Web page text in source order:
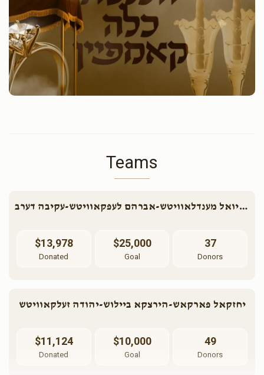
Teams
אברהם יואל מענדלאוויטש-אברהם לעפקאוויטש-עקיבה דערב
$13,978
Donated
$25,000
Goal
37
Donors
יחזקאל פארקאש-הירצקא ביילוש-יהודה זעלקאוויטש
$11,124
Donated
$10,000
Goal
49
Donors